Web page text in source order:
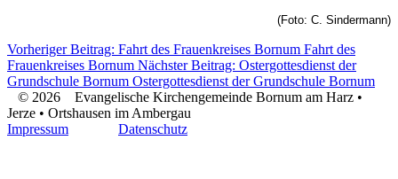
(Foto: C. Sindermann)
Vorheriger Beitrag: Fahrt des Frauenkreises Bornum Fahrt des
Frauenkreises Bornum Nächster Beitrag: Ostergottesdienst der
Grundschule Bornum Ostergottesdienst der Grundschule Bornum
© 2026 Evangelische Kirchengemeinde Bornum am Harz •
Jerze • Ortshausen im Ambergau
Impressum
Datenschutz